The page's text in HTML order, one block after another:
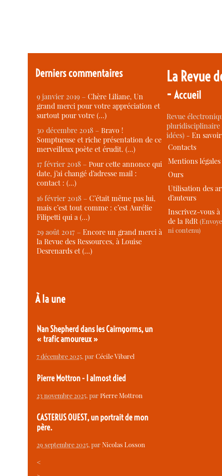
Derniers commentaires
9 janvier 2019 –Chère Liliane, Un
grand merci pour votre appréciation et
surtout pour votre (…)
30 décembre 2018 –Bravo !
Somptueuse et riche présentation de ce
merveilleux poète et érudit. (…)
17 février 2018 –Pour cette annonce qui
date, j’ai changé d’adresse mail :
contact : (…)
16 février 2018 –C’était même pas lui,
mais c’est tout comme : c’est Aurélie
Filipetti qui a (…)
29 août 2017 –Encore un grand merci à
la Revue des Ressources, à Louise
Desrenards et (…)
À la une
Nan Shepherd dans les Cairngorms, un
« trafic amoureux »
7 décembre 2025, parCécile Vibarel
Pierre Mottron - I almost died
23 novembre 2025, parPierre Mottron
CASTERUS OUEST, un portrait de mon
père.
29 septembre 2025, parNicolas Losson
<
La Revue
-Accueil
Revue
idées) -En
Contacts
Mentions légales
Ours
Utilisation des
d’auteurs
Inscrivez-vous
de la RdR
ni contenu)